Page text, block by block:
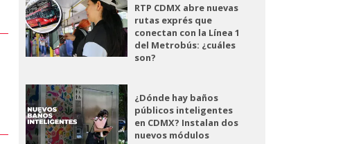
RTP CDMX abre nuevas
rutas exprés que
conectan con la Línea 1
del Metrobús: ¿cuáles
son?
¿Dónde hay baños
públicos inteligentes
en CDMX? Instalan dos
nuevos módulos